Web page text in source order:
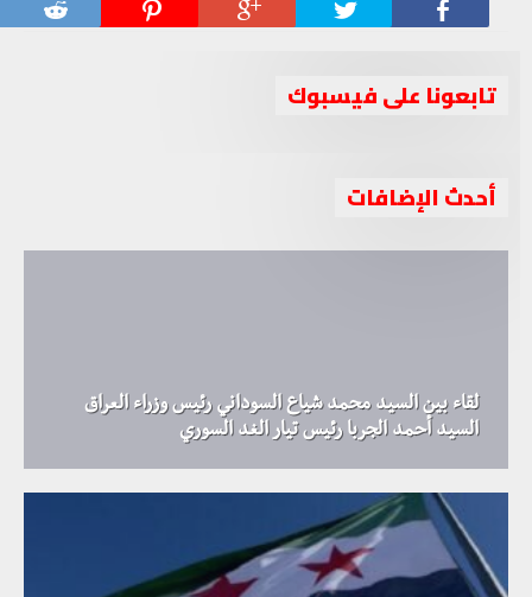
تابعونا على فيسبوك
أحدث الإضافات
لقاء بين السيد محمد شياع السوداني رئيس وزراء العراق
السيد أحمد الجربا رئيس تيار الغد السوري